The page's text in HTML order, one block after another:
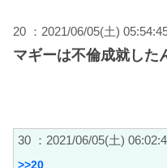
20 ：2021/06/05(土)
マギーは不倫成就した
30 ：2021/06/05(土)
>>20